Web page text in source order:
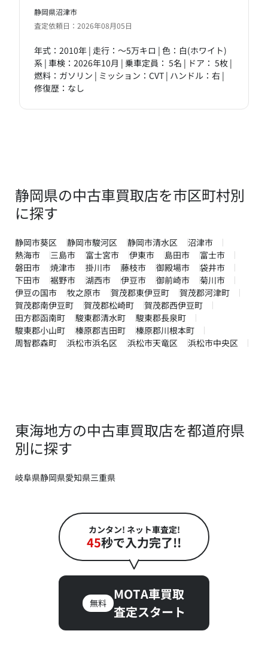
静岡県沼津市
査定依頼日：2026年08月05日
年式：2010年 | 走行：～5万キロ | 色：白(ホワイト)
系 | 車検：2026年10月 | 乗車定員： 5名 | ドア： 5枚 |
燃料：ガソリン | ミッション：CVT | ハンドル：右 |
修復歴：なし
静岡県の中古車買取店を市区町村別
に探す
静岡市葵区 静岡市駿河区 静岡市清水区
沼津市
熱海市
三島市 富士宮市 伊東市 島田市
富士市
磐田市
焼津市 掛川市 藤枝市 御殿場市
袋井市
下田市
裾野市 湖西市 伊豆市 御前崎市
菊川市
伊豆の国市
牧之原市 賀茂郡東伊豆町
賀茂郡河津町
賀茂郡南伊豆町
賀茂郡松崎町
賀茂郡西伊豆町
田方郡函南町
駿東郡清水町
駿東郡長泉町
駿東郡小山町
榛原郡吉田町
榛原郡川根本町
周智郡森町
浜松市浜名区 浜松市天竜区 浜松市中央区
東海地方の中古車買取店を都道府県
別に探す
岐阜県静岡県愛知県三重県
カンタン! ネット車査定!
45秒で入力完了!!
無料
MOTA車買取
査定スタート